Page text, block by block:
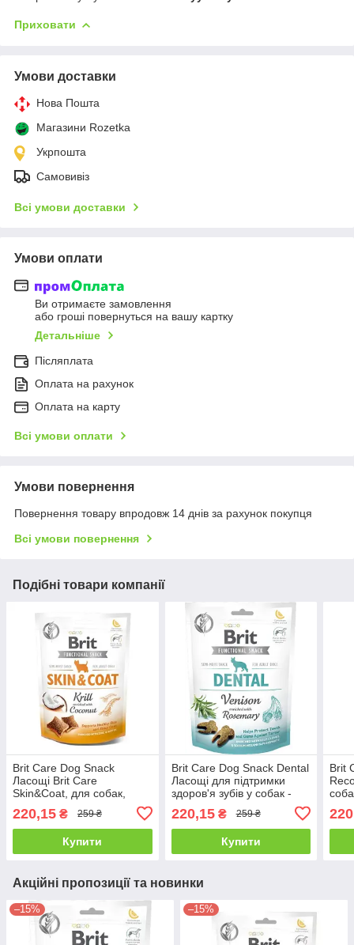
Приховати
Умови доставки
Нова Пошта
Магазини Rozetka
Укрпошта
Самовивіз
Всі умови доставки
Умови оплати
Ви отримаєте замовлення
або гроші повернуться на вашу картку
Детальніше
Післяплата
Оплата на рахунок
Оплата на карту
Всі умови оплати
Умови повернення
Повернення товару впродовж 14 днів за рахунок покупця
Всі умови повернення
Подібні товари компанії
Brit Care Dog Snack
Ласощі Brit Care
Skin&Coat, для собак,
220,15 ₴ 259 ₴
Купити
Brit Care Dog Snack Dental
Ласощі для підтримки
здоров'я зубів у собак -
220,15₴ 259 ₴
Купити
Brit
Акційні пропозиції та новинки
–15% –15%